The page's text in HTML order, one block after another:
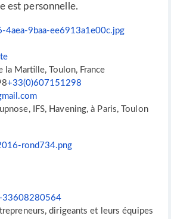
est personnelle.
la Martille, Toulon, France
+33(0)607151298
IFS, Havening, à Paris, Toulon
dirigeants et leurs équipes